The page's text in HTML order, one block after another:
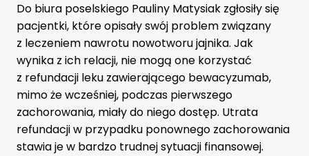
Do biura poselskiego Pauliny Matysiak zgłosiły się
pacjentki, które opisały swój problem związany
z leczeniem nawrotu nowotworu jajnika. Jak
wynika z ich relacji, nie mogą one korzystać
z refundacji leku zawierającego bewacyzumab,
mimo że wcześniej, podczas pierwszego
zachorowania, miały do niego dostęp. Utrata
refundacji w przypadku ponownego zachorowania
stawia je w bardzo trudnej sytuacji finansowej.